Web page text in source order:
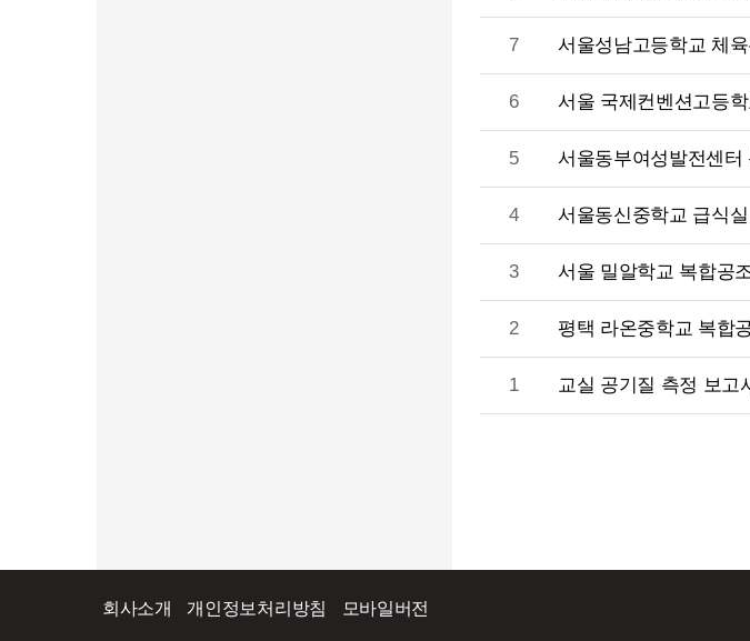
7 서울성남고등학교 체
6 서울 국제컨벤션고등
5 서울동부여성발전센터
4 서울동신중학교 급식
3 서울 밀알학교 복합공
2 평택 라온중학교 복합
1 교실 공기질 측정 보고
회사소개 개인정보처리방침 모바일버전